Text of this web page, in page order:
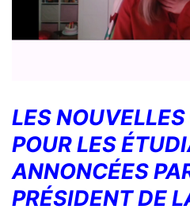
LES
POUR LES
ANNONCÉES
PRÉSIDENT DE